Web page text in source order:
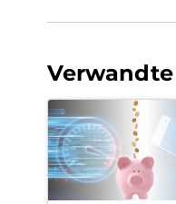
Verwandte